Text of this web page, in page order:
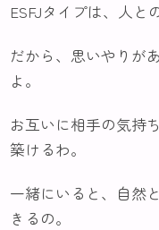
ESFJタイプは、人と
だから、思いやりが
よ。
お互いに相手の気持
築けるわ。
一緒にいると、自然
きるの。